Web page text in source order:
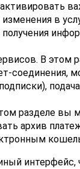
в
В этом
соединения,
разделе вы
архив
интерфейс,